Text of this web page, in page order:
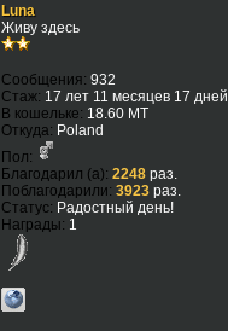
Luna
Живу здесь
Сообщения: 932
Стаж: 17 лет 11 месяцев 17 дней
В кошельке: 18.60 MT
Откуда: Poland
Пол:
Благодарил (а): 2248раз.
Поблагодарили: 3923раз.
Статус: Радостный день!
Награды: 1